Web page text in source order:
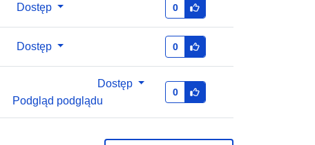
Dostęp 0
Dostęp 0
Dostęp
Podgląd podglądu
0